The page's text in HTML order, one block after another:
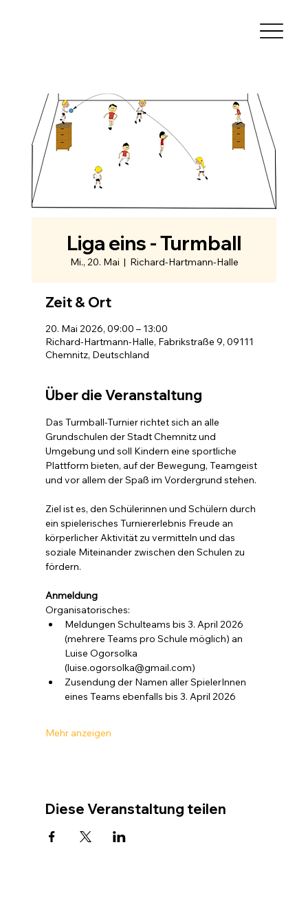
Liga eins - Turmball
Mi., 20. Mai
  |
Richard-Hartmann-Halle
Zeit & Ort
20. Mai 2026, 09:00 – 13:00
Richard-Hartmann-Halle, Fabrikstraße 9, 09111
Chemnitz, Deutschland
Über die Veranstaltung
Das Turmball-Turnier richtet sich an alle
Grundschulen der Stadt Chemnitz und
Umgebung und soll Kindern eine sportliche
Plattform bieten, auf der Bewegung, Teamgeist
und vor allem der Spaß im Vordergrund stehen.
Ziel ist es, den Schülerinnen und Schülern durch
ein spielerisches Turniererlebnis Freude an
körperlicher Aktivität zu vermitteln und das
soziale Miteinander zwischen den Schulen zu
fördern.
Anmeldung
Organisatorisches:
Meldungen Schulteams bis 3. April 2026
(mehrere Teams pro Schule möglich) an
Luise Ogorsolka
(luise.ogorsolka@gmail.com)
Zusendung der Namen aller SpielerInnen
eines Teams ebenfalls bis 3. April 2026
Mehr anzeigen
Diese Veranstaltung teilen